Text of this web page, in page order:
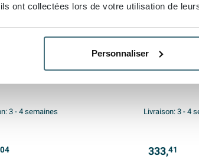
ont collectées lors de votre utilisation de
Personnaliser
- ronde Ø40cm - sans
sans trou de
3 - 4 semaines
04
poser -
trop-plein
Livraison:3 - 4
333,41